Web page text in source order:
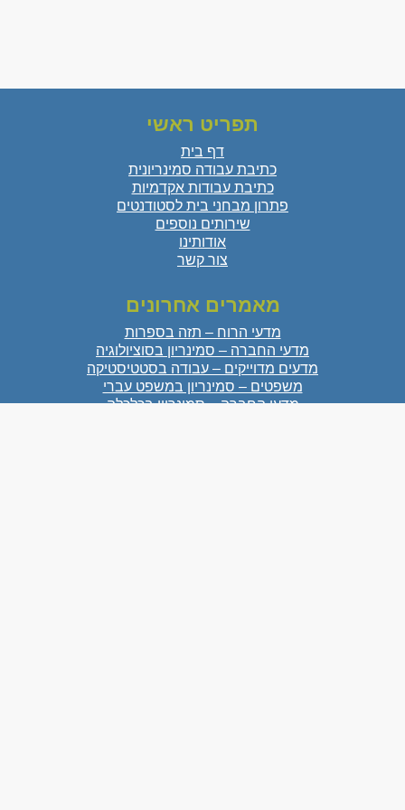
תפריט ראשי
דף בית
כתיבת עבודה סמינריונית
כתיבת עבודות אקדמיות
פתרון מבחני בית לסטודנטים
שירותים נוספים
אודותינו
צור קשר
מאמרים אחרונים
מדעי הרוח – תזה בספרות
מדעי החברה – סמינריון בסוציולוגיה
מדעים מדוייקים – עבודה בסטטיסטיקה
משפטים – סמינריון במשפט עברי
מדעי החברה – סמינריון בכלכלה